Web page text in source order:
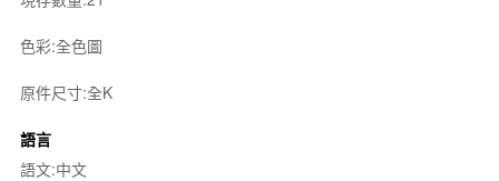
色彩:全色圖
原件尺寸:全K
語言
語文:中文